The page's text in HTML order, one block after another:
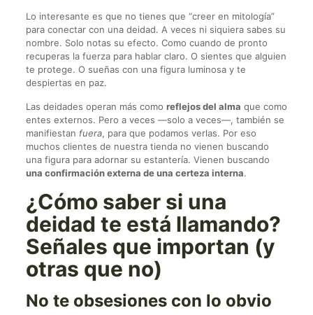
Lo interesante es que no tienes que “creer en mitología”
para conectar con una deidad. A veces ni siquiera sabes su
nombre. Solo notas su efecto. Como cuando de pronto
recuperas la fuerza para hablar claro. O sientes que alguien
te protege. O sueñas con una figura luminosa y te
despiertas en paz.
Las deidades operan más como reflejos del alma que como
entes externos. Pero a veces —solo a veces—, también se
manifiestan fuera, para que podamos verlas. Por eso
muchos clientes de nuestra tienda no vienen buscando
una figura para adornar su estantería. Vienen buscando
una confirmación externa de una certeza interna.
¿Cómo saber si una
deidad te está llamando?
Señales que importan (y
otras que no)
No te obsesiones con lo obvio